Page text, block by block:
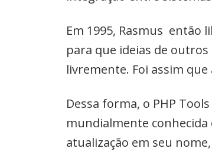
Em 1995, Rasmus então
para que ideias de outros
livremente. Foi assim
Dessa forma, o PHP
mundialmente conhecida
atualização em seu